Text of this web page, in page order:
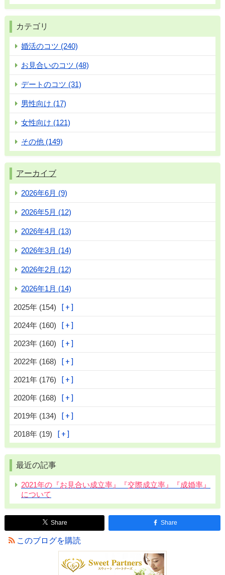
カテゴリ
婚活のコツ (240)
お見合いのコツ (48)
デートのコツ (31)
男性向け (17)
女性向け (121)
その他 (149)
アーカイブ
2026年6月 (9)
2026年5月 (12)
2026年4月 (13)
2026年3月 (14)
2026年2月 (12)
2026年1月 (14)
2025年 (154)
2024年 (160)
2023年 (160)
2022年 (168)
2021年 (176)
2020年 (168)
2019年 (134)
2018年 (19)
最近の記事
2021年の『お見合い成立率』『交際成立率』『成婚率』
について
Share Share
このブログを購読